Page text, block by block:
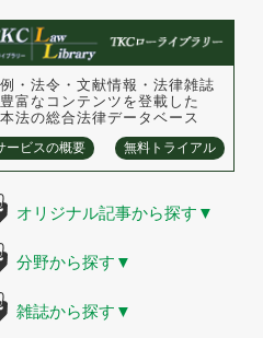
・法令・文献情報・法律雑誌
富なコンテンツを登載した
本法の総合法律データベース
ービスの概要 無料トライアル
オリジナル記事から探す ▼
分野から探す ▼
雑誌から探す ▼